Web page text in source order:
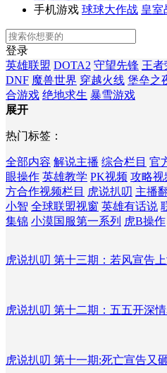
手机游戏 球球大作战 皇室
登录
英雄联盟 DOTA2 守望先锋 王者
DNF 魔兽世界 穿越火线 堡垒之
合游戏 绝地求生 暴雪游戏
展开
热门标签：
全部内容 解说主播 综合栏目 官
眼操作 英雄教学 PK视频 攻略视
方合作视频栏目 虎说扒叨 主播
小智 全球联盟视窗 英雄有话说
集锦 小漠国服第一系列 虎B操作
虎说扒叨 第十三期：若风宣告
虎说扒叨 第十二期：五五开深
虎说扒叨 第十一期:死亡宣告又